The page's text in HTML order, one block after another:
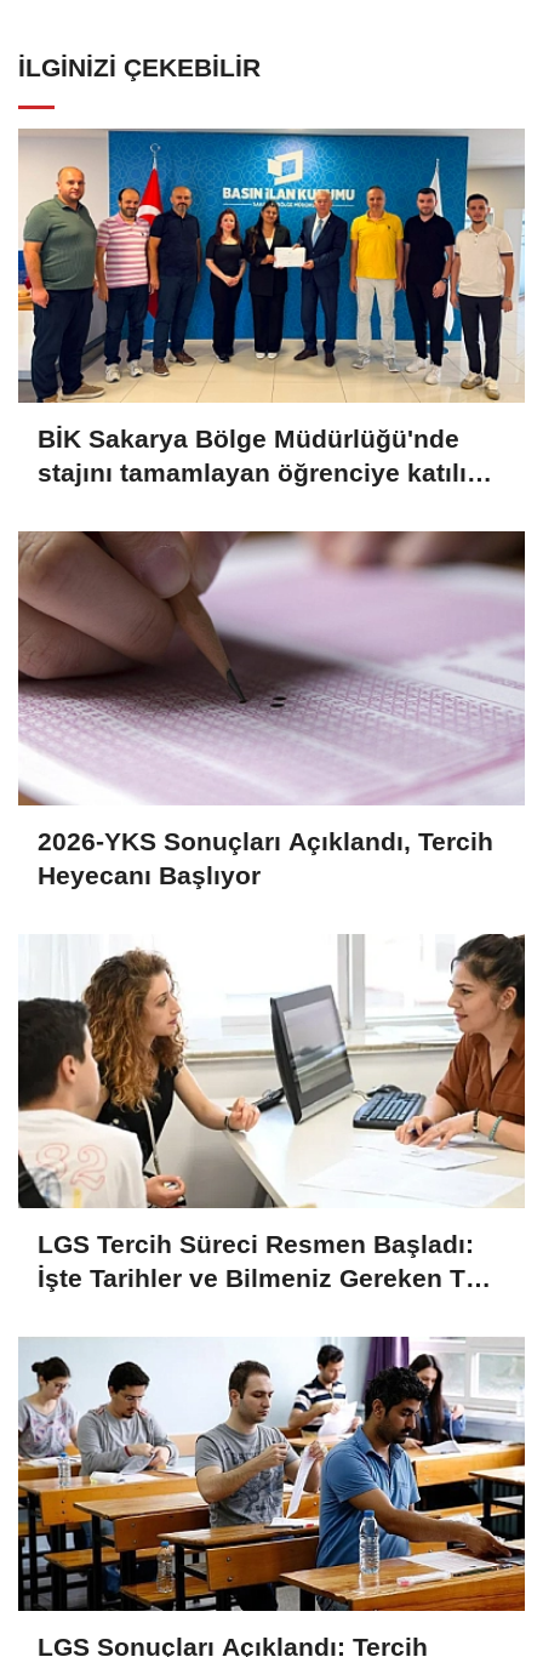
İLGINIZI ÇEKEBILIR
BİK Sakarya Bölge Müdürlüğü'nde
stajını tamamlayan öğrenciye katılım
2026-YKS Sonuçları Açıklandı, Tercih
Heyecanı Başlıyor
LGS Tercih Süreci Resmen Başladı:
İşte Tarihler ve Bilmeniz Gereken Tüm
LGS Sonuçları Açıklandı: Tercih